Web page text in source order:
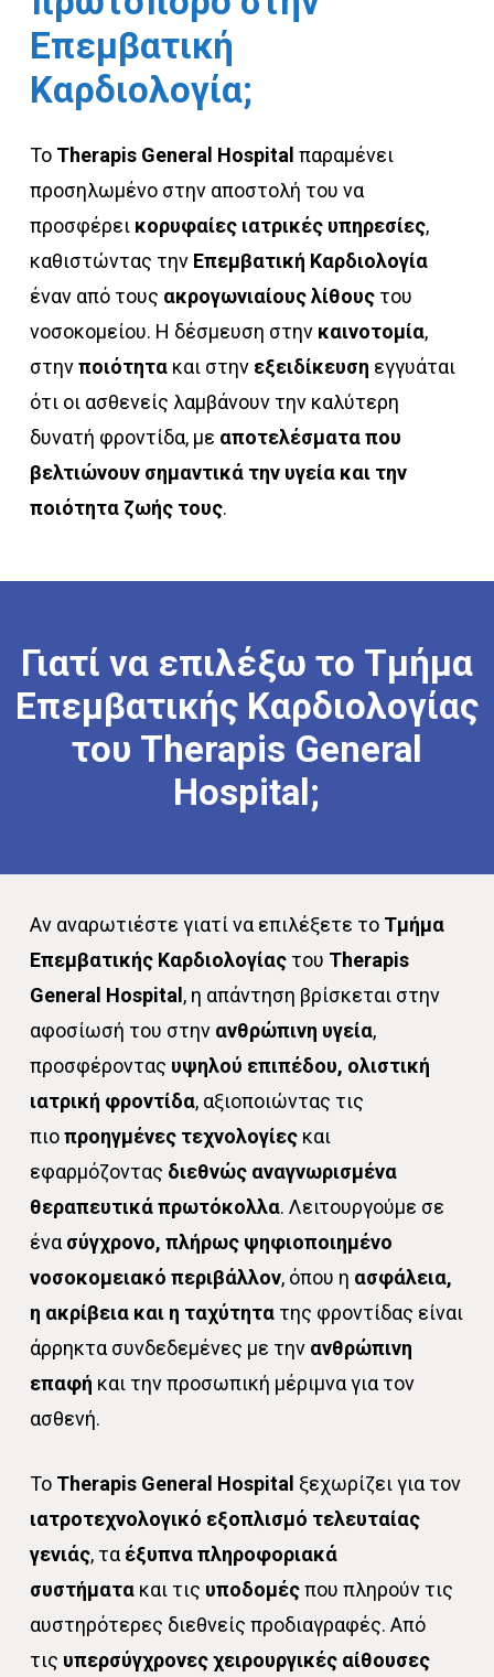
Επεμβατική
Καρδιολογία;
Το Therapis General Hospital παραμένει
προσηλωμένο στην αποστολή του να
προσφέρει κορυφαίες ιατρικές υπηρεσίες,
καθιστώντας την Επεμβατική Καρδιολογία
έναν από τους ακρογωνιαίους λίθουςτου
νοσοκομείου. Η δέσμευση στην καινοτομία,
στηνποιότητακαι στην εξειδίκευση εγγυάται
ότι οι ασθενείς λαμβάνουν την καλύτερη
δυνατή φροντίδα, με αποτελέσματα που
βελτιώνουν σημαντικά την υγεία και την
ποιότητα ζωής τους.
Γιατί να επιλέξω το Τμήμα
Επεμβατικής Καρδιολογίας
του Therapis General
Hospital;
Αν αναρωτιέστε γιατί να επιλέξετε το Τμήμα
Επεμβατικής Καρδιολογίας του Therapis
General Hospital , η απάντηση βρίσκεται στην
αφοσίωσή του στην ανθρώπινη υγεία,
προσφέροντας υψηλού επιπέδου, ολιστική
ιατρική φροντίδα, αξιοποιώντας τις
πιοπροηγμένες τεχνολογίεςκαι
εφαρμόζοντας διεθνώς αναγνωρισμένα
θεραπευτικά πρωτόκολλα. Λειτουργούμε σε
ένα σύγχρονο, πλήρως ψηφιοποιημένο
νοσοκομειακό περιβάλλον, όπου η ασφάλεια,
η ακρίβεια και η ταχύτητατης φροντίδας είναι
άρρηκτα συνδεδεμένες με την ανθρώπινη
επαφή και την προσωπική μέριμνα για τον
ασθενή.
Το Therapis General Hospital ξεχωρίζει για τον
ιατροτεχνολογικό εξοπλισμό τελευταίας
γενιάς, τα έξυπνα πληροφοριακά
συστήματακαι τις υποδομέςπου πληρούν τις
αυστηρότερες διεθνείς προδιαγραφές. Από
τις υπερσύγχρονες χειρουργικές αίθουσες